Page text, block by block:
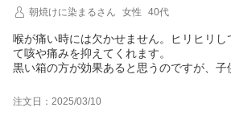
朝焼けに染まるさん
女性 40代
喉が痛い時には欠かせません。ヒリヒリ
て咳や痛みを抑えてくれます。
黒い箱の方が効果あると思うのですが、子
注文日：2025/03/10